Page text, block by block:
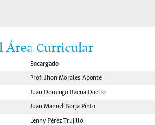
Área Curricular
Encargado
Prof. Jhon Morales Aponte
Juan Domingo Baena Doello
Juan Manuel Borja Pinto
Lenny Pérez Trujillo